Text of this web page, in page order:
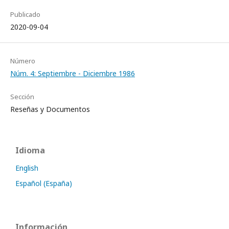
Publicado
2020-09-04
Número
Núm. 4: Septiembre - Diciembre 1986
Sección
Reseñas y Documentos
Idioma
English
Español (España)